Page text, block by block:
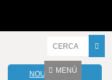
r
NOU WEBMAIL
MENÚ